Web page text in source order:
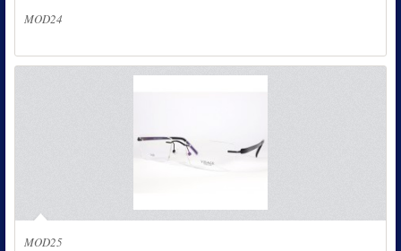
MOD24
MOD25